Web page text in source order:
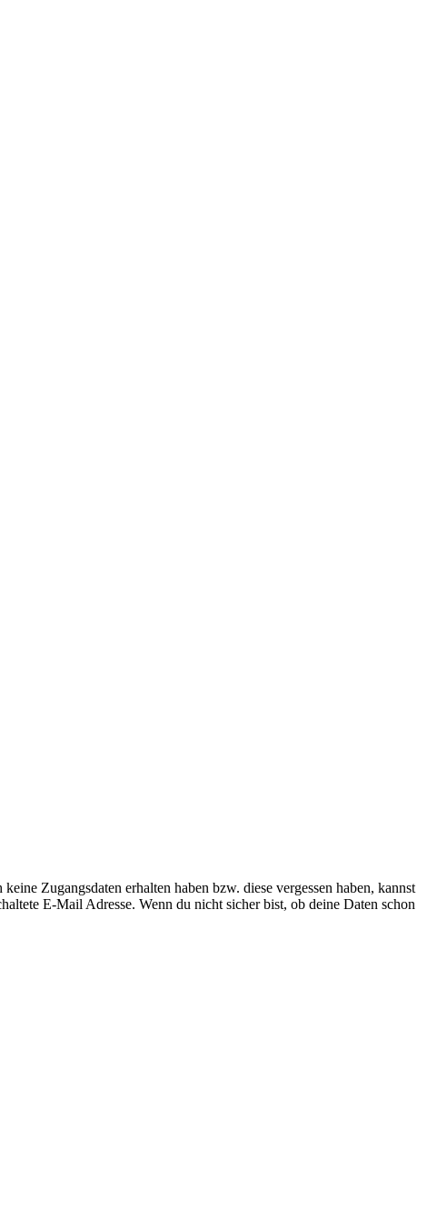
Zugangsdaten erhalten haben bzw. diese vergessen haben, kannst
E-Mail Adresse. Wenn du nicht sicher bist, ob deine Daten schon